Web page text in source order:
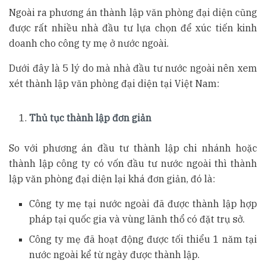
Ngoài ra phương án thành lập văn phòng đại diện cũng
được rất nhiều nhà đầu tư lựa chọn để xúc tiến kinh
doanh cho công ty mẹ ở nước ngoài.
Dưới đây là 5 lý do mà nhà đầu tư nước ngoài nên xem
xét thành lập văn phòng đại diện tại Việt Nam:
Thủ tục thành lập đơn giản
So với phương án đầu tư thành lập chi nhánh hoặc
thành lập công ty có vốn đầu tư nước ngoài thì thành
lập văn phòng đại diện lại khá đơn giản, đó là:
Công ty mẹ tại nước ngoài đã được thành lập hợp
pháp tại quốc gia và vùng lãnh thổ có đặt trụ sở.
Công ty mẹ đã hoạt động được tối thiểu 1 năm tại
nước ngoài kể từ ngày được thành lập.